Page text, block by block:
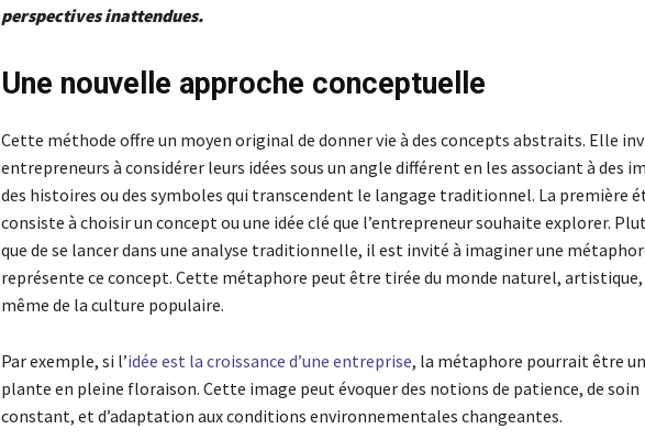
perspectives inattendues.
Une nouvelle approche conceptuelle
Cette méthode offre un moyen original de donner vie à des concepts abstraits. Elle
entrepreneurs à considérer leurs idées sous un angle différent en les associant à des
des histoires ou des symboles qui transcendent le langage traditionnel. La première
consiste à choisir un concept ou une idée clé que l’entrepreneur souhaite explorer.
que de se lancer dans une analyse traditionnelle, il est invité à imaginer une
représente ce concept. Cette métaphore peut être tirée du monde naturel, artistique,
même de la culture populaire.
Par exemple, si l’idée est la croissance d’une entreprise, la métaphore pourrait être
plante en pleine floraison. Cette image peut évoquer des notions de patience, de soin
constant, et d’adaptation aux conditions environnementales changeantes.